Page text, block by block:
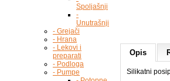
Spoljašnji
-
Unutrašnji
- Grejači
- Hrana
- Lekovi i
preparati
- Podloga
- Pumpe
Opis
Silikatni